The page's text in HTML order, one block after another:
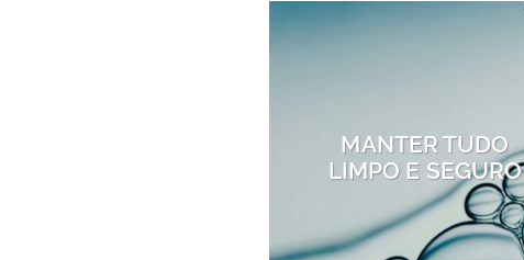
MANTER TUDO
LIMPO E SEGURO